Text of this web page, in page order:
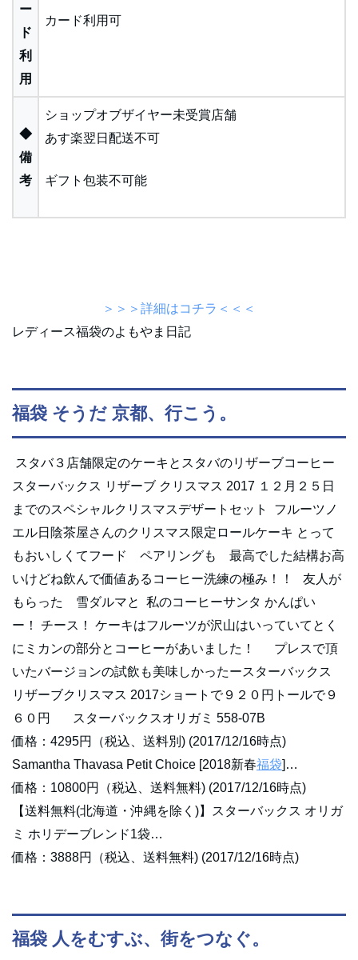
ー
ド
利
用
カード利用可
◆
備
考
ショップオブザイヤー未受賞店舗
あす楽翌日配送不可
ギフト包装不可能
＞＞＞詳細はコチラ＜＜＜
レディース福袋のよもやま日記
福袋 そうだ 京都、行こう。
スタバ３店舗限定のケーキとスタバのリザーブコーヒー
スターバックス リザーブ クリスマス 2017 １２月２５日
までのスペシャルクリスマスデザートセット フルーツノ
エル日陰茶屋さんのクリスマス限定ロールケーキ とって
もおいしくてフード ペアリングも 最高でした結構お高
いけどね飲んで価値あるコーヒー洗練の極み！！ 友人が
もらった 雪ダルマと 私のコーヒーサンタ かんぱい
ー！ チース！ ケーキはフルーツが沢山はいっていてとく
にミカンの部分とコーヒーがあいました！ プレスで頂
いたバージョンの試飲も美味しかったースターバックス
リザーブクリスマス 2017ショートで９２０円トールで９
６０円 スターバックスオリガミ 558-07B
価格：4295円（税込、送料別) (2017/12/16時点)
Samantha Thavasa Petit Choice [2018新春福袋]…
価格：10800円（税込、送料無料) (2017/12/16時点)
【送料無料(北海道・沖縄を除く)】スターバックス オリガ
ミ ホリデーブレンド1袋…
価格：3888円（税込、送料無料) (2017/12/16時点)
福袋 人をむすぶ、街をつなぐ。